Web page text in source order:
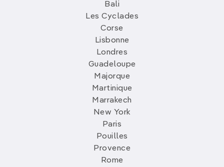
Bali
Les Cyclades
Corse
Lisbonne
Londres
Guadeloupe
Majorque
Martinique
Marrakech
New York
Paris
Pouilles
Provence
Rome